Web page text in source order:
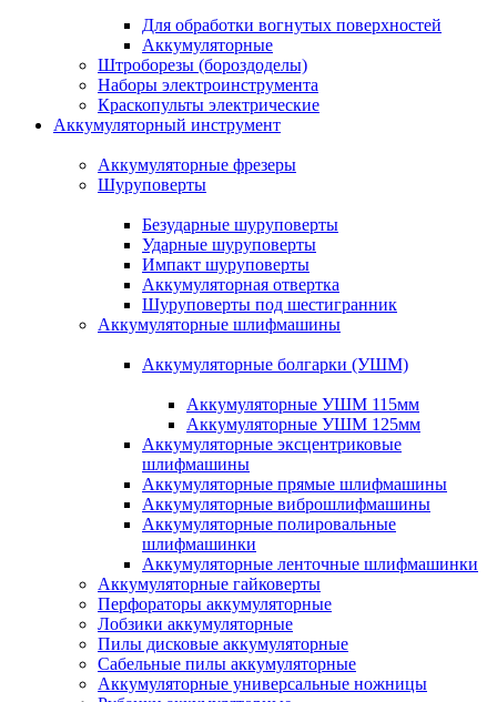
Для обработки вогнутых поверхностей
Аккумуляторные
Штроборезы (бороздоделы)
Наборы электроинструмента
Краскопульты электрические
Аккумуляторный инструмент
Аккумуляторные фрезеры
Шуруповерты
Безударные шуруповерты
Ударные шуруповерты
Импакт шуруповерты
Аккумуляторная отвертка
Шуруповерты под шестигранник
Аккумуляторные шлифмашины
Аккумуляторные болгарки (УШМ)
Аккумуляторные УШМ 115мм
Аккумуляторные УШМ 125мм
Аккумуляторные эксцентриковые
шлифмашины
Аккумуляторные прямые шлифмашины
Аккумуляторные виброшлифмашины
Аккумуляторные полировальные
шлифмашинки
Аккумуляторные ленточные шлифмашинки
Аккумуляторные гайковерты
Перфораторы аккумуляторные
Лобзики аккумуляторные
Пилы дисковые аккумуляторные
Сабельные пилы аккумуляторные
Аккумуляторные универсальные ножницы